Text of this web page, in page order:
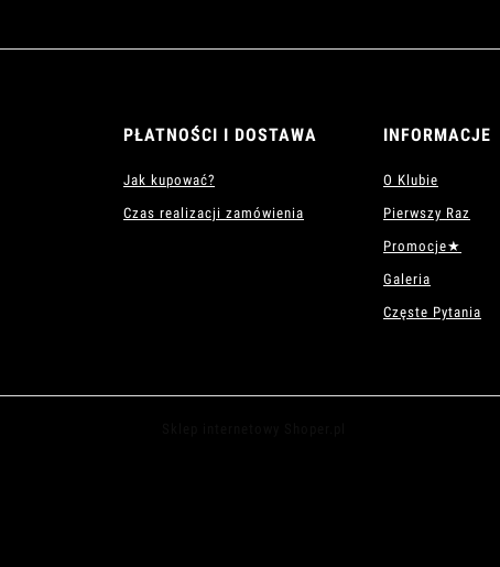
PŁATNOŚCI I DOSTAWA
Jak kupować?
Czas realizacji zamówienia
INFORMACJE
O Klubie
Pierwszy Raz
Promocje★
Galeria
Częste Pytania